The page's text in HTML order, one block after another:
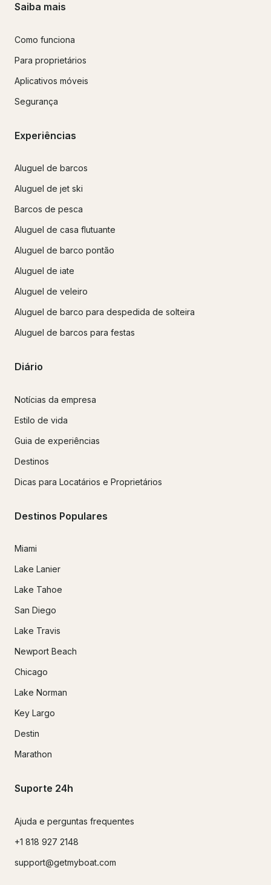
Saiba mais
Como funciona
Para proprietários
Aplicativos móveis
Segurança
Experiências
Aluguel de barcos
Aluguel de jet ski
Barcos de pesca
Aluguel de casa flutuante
Aluguel de barco pontão
Aluguel de iate
Aluguel de veleiro
Aluguel de barco para despedida de solteira
Aluguel de barcos para festas
Diário
Notícias da empresa
Estilo de vida
Guia de experiências
Destinos
Dicas para Locatários e Proprietários
Destinos Populares
Miami
Lake Lanier
Lake Tahoe
San Diego
Lake Travis
Newport Beach
Chicago
Lake Norman
Key Largo
Destin
Marathon
Suporte 24h
Ajuda e perguntas frequentes
+1 818 927 2148
support@getmyboat.com